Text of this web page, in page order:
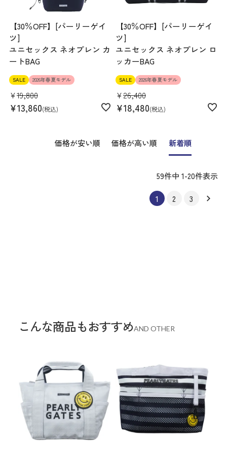
【30％OFF】[パーリーゲイ
ツ]
ユニセックス ネオプレン カ
ートBAG
SALE 2026年春夏モデル
¥19,800
¥13,860 税込
【30％OFF】[パーリーゲイ
ツ]
ユニセックス ネオプレン ロ
ッカーBAG
SALE 2026年春夏モデル
¥26,400
¥18,480 税込
価格が安い順 価格が高い順 新着順
59件中 1-20件表示
1 2 3
こんな商品もおすすめAND OTHER